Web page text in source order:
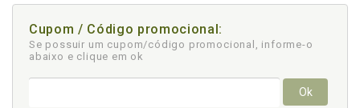
Cupom / Código promocional:
Se possuir um cupom/código promocional, informe-o
abaixo e clique em ok
Ok